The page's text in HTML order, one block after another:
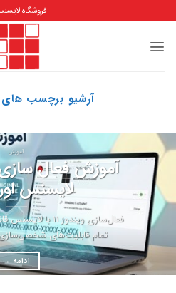
content
فروشگاه
آرشیو برچسب
آموزش
لایسنس
فعال‌سازی ویندوز
تمام قابلیت‌های
ادامه→